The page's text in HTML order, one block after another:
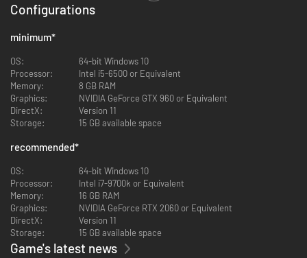
Beleef een ongekende combinatie van stealth en schaduwen met de
doorheen om muren te beklimmen, ontoegankelijke plekken te bereiken,
vanuit dekking aan te vallen of je ongezien te verplaatsen.
Absorbeer echo's om meer dodelijke en niet-dodelijke schaduwkrachten
te leren kennen en hightech gadgets. Gebruik ook je behendigheid om in
Helios te infiltreren en te ontdekken wat er wordt verbergen.
ACCEPTEER DE GEVOLGEN
Configurations
minimum*
OS:
64-bit Windows 10
Processor:
Intel i5-6500 or Equivalent
Memory:
8 GB RAM
Graphics:
NVIDIA GeForce GTX 960 or Equivalent
DirectX:
Version 11
Storage:
15 GB available space
recommended*
OS:
64-bit Windows 10
Processor:
Intel i7-9700k or Equivalent
Memory:
16 GB RAM
Graphics:
NVIDIA GeForce RTX 2060 or Equivalent
DirectX:
Version 11
Storage:
15 GB available space
Game's latest news